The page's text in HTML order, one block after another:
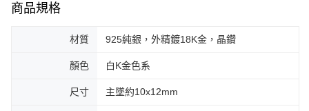
商品規格
材質 925純銀，外精鍍18K金，晶鑽
顏色 白K金色系
尺寸 主墜約10x12mm